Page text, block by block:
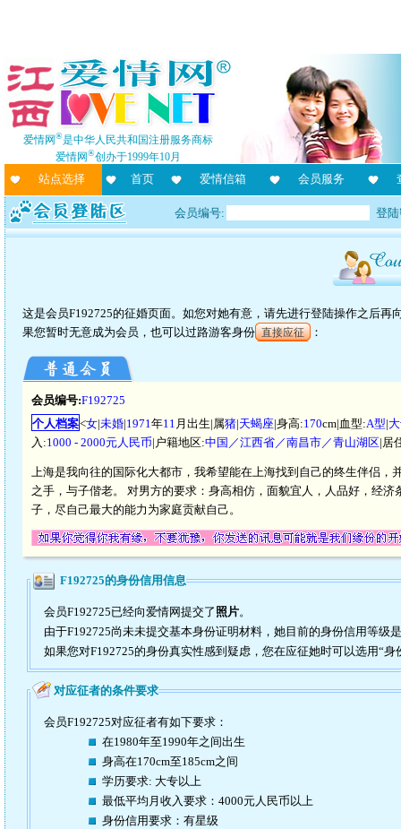
爱情网®是中华人民共和国注册服务商标
爱情网®创办于1999年10月
站点选择 首页 爱情信箱 会员服务
会员编号: 登
这是会员F192725的征婚页面。如您对她有意，请先进行登陆操作之后
果您暂时无意成为会员，也可以过路游客身份 直接应征 ：
会员编号:F192725
个人档案<女|未婚|1971年11 月出生|属猪|天蝎座|身高:170cm|血型:A型|
入:1000 - 2000元人民币|户籍地区:中国／江西省／南昌市／青山湖区|居
上海是我向往的国际化大都市，我希望能在上海找到自己的终生伴侣
之手，与子偕老。 对男方的要求：身高相仿，面貌宜人，人品好，经
子，尽自己最大的能力为家庭贡献自己。
F192725的身份信用信息
会员F192725已经向爱情网提交了 照片。
由于F192725尚未未提交基本身份证明材料，她目前的身份信用等级
如果您对F192725的身份真实性感到疑虑，您在应征她时可以选用“身
对应征者的条件要求
会员F192725对应征者有如下要求：
在1980年至1990年之间出生
身高在170cm至185cm之间
学历要求: 大专以上
最低平均月收入要求：4000元人民币以上
身份信用要求：有星级